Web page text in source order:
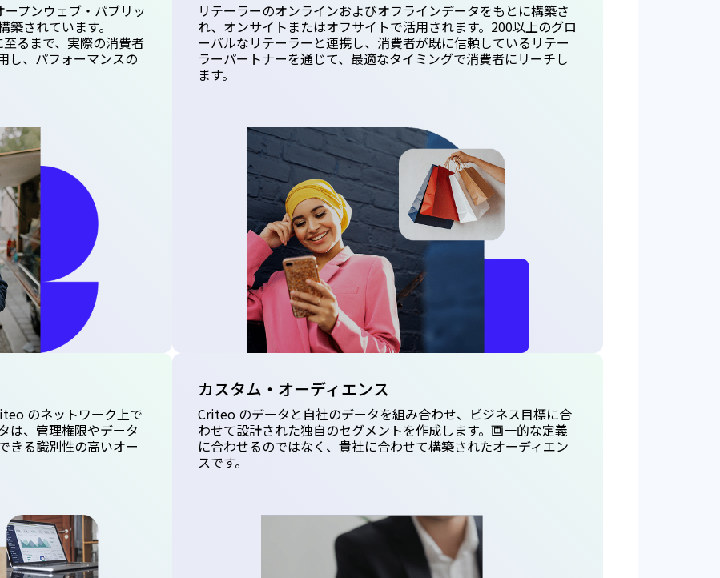
プンウェブ・パブリッ
されています。
るまで、実際の消費者
し、パフォーマンスの
リテーラーのオンラインおよびオフラインデータをもとに構築さ
れ、オンサイトまたはオフサイトで活用されます。200以上のグロ
ーバルなリテーラーと連携し、消費者が既に信頼しているリテー
ラーパートナーを通じて、最適なタイミングで消費者にリーチし
ます。
のネットワーク上で
は、管理権限やデータ
きる識別性の高いオー
カスタム・オーディエンス
Criteo のデータと自社のデータを組み合わせ、ビジネス目標に合
わせて設計された独自のセグメントを作成します。画一的な定義
に合わせるのではなく、貴社に合わせて構築されたオーディエン
スです。